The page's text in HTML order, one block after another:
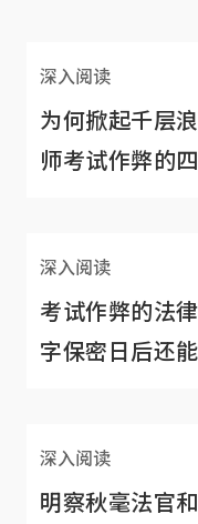
深入阅读
为何掀起千层
师考试作弊的
深入阅读
考试作弊的法
字保密日后还
深入阅读
明察秋毫法官